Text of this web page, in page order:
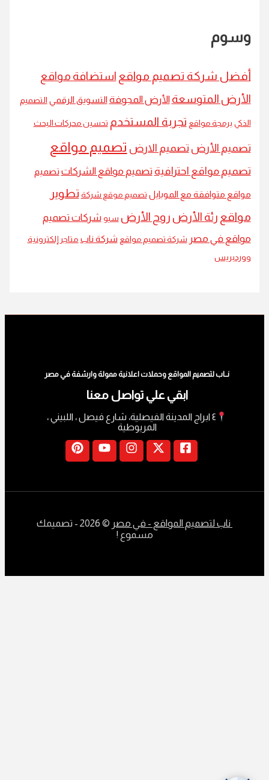
شركة تصميم مواقعاستضافة مواقع
المتوسعةالأرض المجوفةالتسويق الرقمي التصميم
برمجة مواقع تجربة المستخدم تحسين محركات البحث
الأرضتصميم الارضتصميم مواقع
مواقع احترافيةتصميم مواقع الشركاتتصميم
متوافقة مع الموبايل تصميم موقع شركة تطوير
رئة الأرضروح الأرض سيو
شركات تصميم
في مصر شركة تصميم مواقع شركة ناب متاجر إلكترونية
نــاب لتصميم المواقع وحملات اعلانية ممولة وارشفة في مصر
ابقي علي تواصل معنا
٤ ابراج المدينة الفيصلية، شارع فيصل ، اللبيني ،
المريوطية
ناب لتصميم المواقع - في مصر
© 2026 - تصميمك
مسموع !